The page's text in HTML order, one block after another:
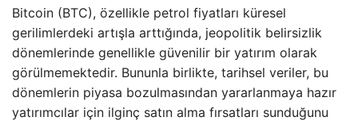
Bitcoin (BTC), özellikle petrol fiyatları küresel
gerilimlerdeki artışla arttığında, jeopolitik belirsizlik
dönemlerinde genellikle güvenilir bir yatırım olarak
görülmemektedir. Bununla birlikte, tarihsel veriler, bu
dönemlerin piyasa bozulmasından yararlanmaya hazır
yatırımcılar için ilginç satın alma fırsatları sunduğunu